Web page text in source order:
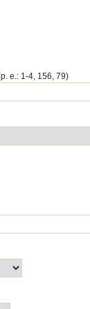
e.: 1-4, 156, 79)